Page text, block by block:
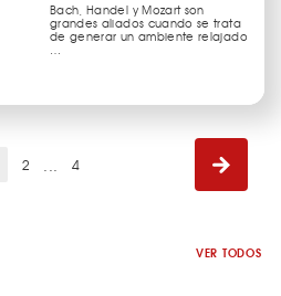
Bach, Handel y Mozart son
grandes aliados cuando se trata
de generar un ambiente relajado
…
(current)
2 4
VER TODOS